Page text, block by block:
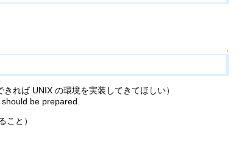
↑
れば UNIX の環境を実装してきてほしい）
be prepared.
こと）